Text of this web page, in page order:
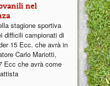
nel
stagione sportiva
difficili campionati di
15 Ecc. che avrà in
Carlo Mariotti,
Ecc che avrà come